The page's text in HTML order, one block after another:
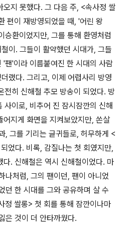
오지 못했다. 그 다음 주, <속사정 쌀
편이 재방영되었을 때, '어린 왕
승환이었지만, 그를 통해 환영처럼
이. 그들이 활약했던 시대가, 그들
팬'이라 이름붙여진 한 시대의 사람
랬다. 그리고, 이제 어렵사리 방영
전히 신해철 추모 방송이 되었다. 방
사이로, 비추어 진 잠시잠깐의 신해
지게 화면을 지켜보았지만, 쏜살
, 그를 기리는 글귀들로, 허무하게 <
었다. 비록, 감질나는 첫 회였지만,
. 신해철은 역시 신해철이었다. 마
나처럼, 그의 팬이던, 팬이 아니었
던 한 시대를 그와 공유하며 살 수
정 쌀롱> 첫 회를 통해 잠깐이나마
은 것이 더 안타까웠다.